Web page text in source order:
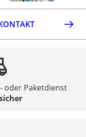
oder Paketdienst